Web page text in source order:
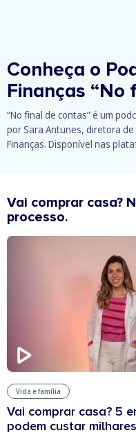
Conheça o
Finanças “No
“No final de contas” é um
por Sara Antunes, diretora
Finanças. Disponível nas
Vai comprar casa?
processo.
Vida e família
Vai comprar casa? 5
podem custar